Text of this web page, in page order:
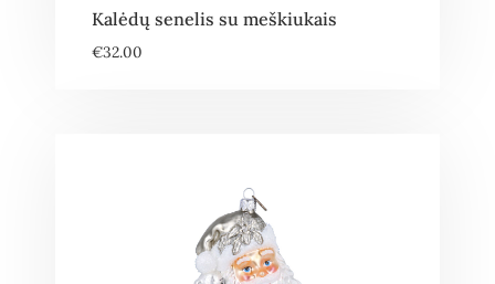
Kalėdų senelis su meškiukais
€32.00